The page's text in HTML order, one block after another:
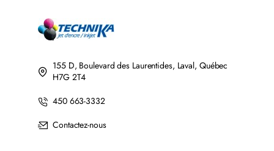
155 D, Boulevard des Laurentides, Laval, Québec
H7G 2T4
450 663-3332
Contactez-nous